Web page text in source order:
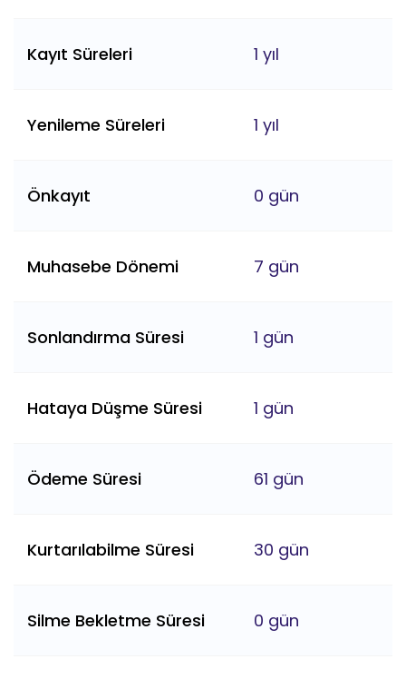
Kayıt Süreleri 1 yıl
Yenileme Süreleri 1 yıl
Önkayıt 0 gün
Muhasebe Dönemi 7 gün
Sonlandırma Süresi 1 gün
Hataya Düşme Süresi 1 gün
Ödeme Süresi 61 gün
Kurtarılabilme Süresi 30 gün
Silme Bekletme Süresi 0 gün